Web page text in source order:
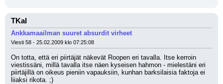
TKal
Ankkamaailman suuret absurdit virheet
Viesti 58 - 25.02.2009 klo 07:25:08
On totta, että eri piirtäjät näkevät Roopen eri tavalla. Itse kerroin
viestissäni, millä tavalla itse näen kyseisen hahmon - mielestäni eri
piirtäjillä on oikeus pieniin vapauksiin, kunhan barksilaisia faktoja ei
liiaksi rikota. ;)